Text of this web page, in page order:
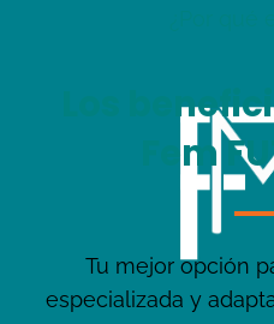
Los
Fem
Tu mejor opción
especializada y